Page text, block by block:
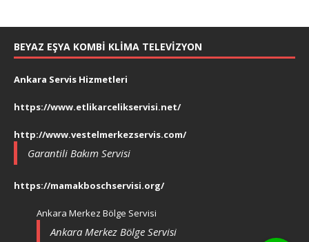
BEYAZ EŞYA KOMBI KLIMA TELEVIZYON
Ankara Servis Hizmetleri
https://www.etlikarcelikservisi.net/
http://www.vestelmerkezservis.com/
Garantili Bakım Servisi
https://mamakboschservisi.org/
Ankara Merkez Bölge Servisi
Ankara Merkez Bölge Servisi